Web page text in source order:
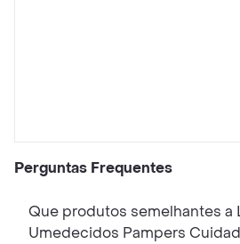
Perguntas Frequentes
Que produtos semelhantes a
Umedecidos Pampers